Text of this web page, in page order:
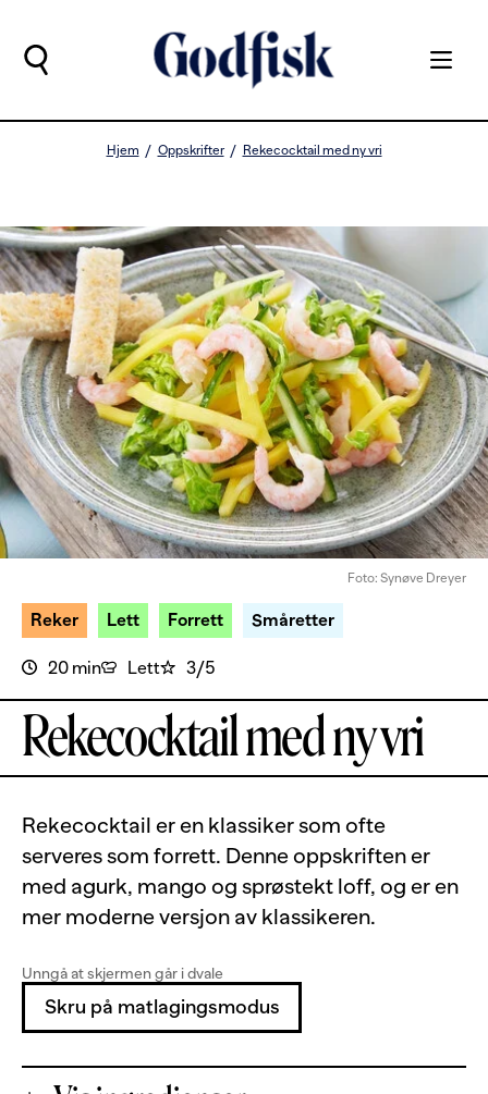
Hjem Oppskrifter Rekecocktail med ny vri
Foto: Synøve Dreyer
Reker Lett Forrett Småretter
20 min Lett 3/5
Rekecocktail med ny vri
Rekecocktail er en klassiker som ofte
serveres som forrett. Denne oppskriften er
med agurk, mango og sprøstekt loff, og er en
mer moderne versjon av klassikeren.
Unngå at skjermen går i dvale
Skru på matlagingsmodus